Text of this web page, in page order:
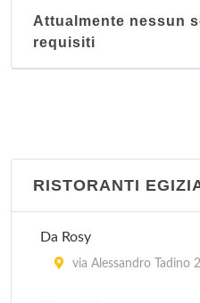
Attualmente nessun
requisiti
RISTORANTI
Da Rosy
via Alessandro Tadino